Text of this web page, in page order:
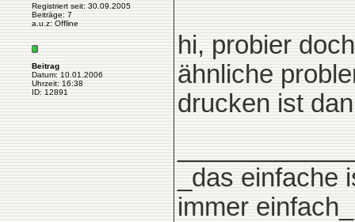
Registriert seit: 30.09.2005
Beiträge: 7
a.u.z: Offline
Beitrag
Datum: 10.01.2006
Uhrzeit: 16:38
ID: 12891
hi, probier
ähnliche
drucken ist
_das
immer einfach_